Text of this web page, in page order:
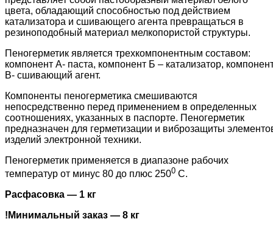
цвета, обладающий способностью под действием
катализатора и сшивающего агента превращаться в
резиноподобный материал мелкопористой структуры.
Пеногерметик является трехкомпонентным составом:
компонент А- паста, компонент Б – катализатор,
В- сшивающий агент.
Компоненты пеногерметика смешиваются
непосредственно перед применением в определенных
соотношениях, указанных в паспорте. Пеногерметик
предназначен для герметизации и виброзащиты
изделий электронной техники.
Пеногерметик применяется в диапазоне рабочих
температур от минус 80 до плюс 2500 С.
Расфасовка — 1 кг
!Минимальный заказ — 8 кг